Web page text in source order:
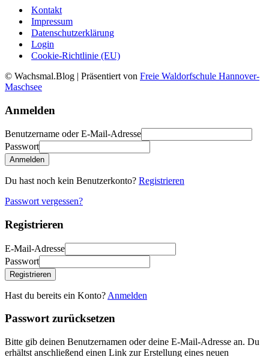
Kontakt
Impressum
Datenschutzerklärung
Login
Cookie-Richtlinie (EU)
© Wachsmal.Blog | Präsentiert von Freie Waldorfschule Hannover-
Maschsee
Anmelden
Benutzername oder E-Mail-Adresse
Passwort
Anmelden
Du hast noch kein Benutzerkonto? Registrieren
Passwort vergessen?
Registrieren
E-Mail-Adresse
Passwort
Registrieren
Hast du bereits ein Konto? Anmelden
Passwort zurücksetzen
Bitte gib deinen Benutzernamen oder deine E-Mail-Adresse an. Du
erhältst anschließend einen Link zur Erstellung eines neuen